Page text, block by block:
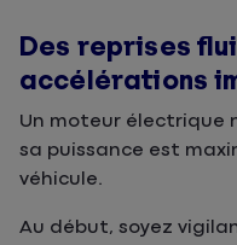
Des reprises
accélérations
Un moteur électrique
sa puissance est
véhicule.
Au début, soyez